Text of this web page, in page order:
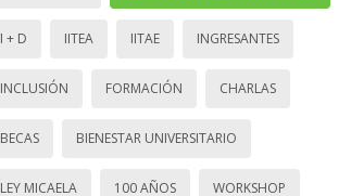
I + D IITEA IITAE INGRESANTES
INCLUSIÓN FORMACIÓN CHARLAS
BECAS BIENESTAR UNIVERSITARIO
LEY MICAELA 100 AÑOS WORKSHOP